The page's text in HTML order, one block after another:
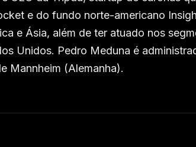
e do fundo norte-americano
e Ásia, além de ter atuado nos
Unidos. Pedro Meduna é
Mannheim (Alemanha).